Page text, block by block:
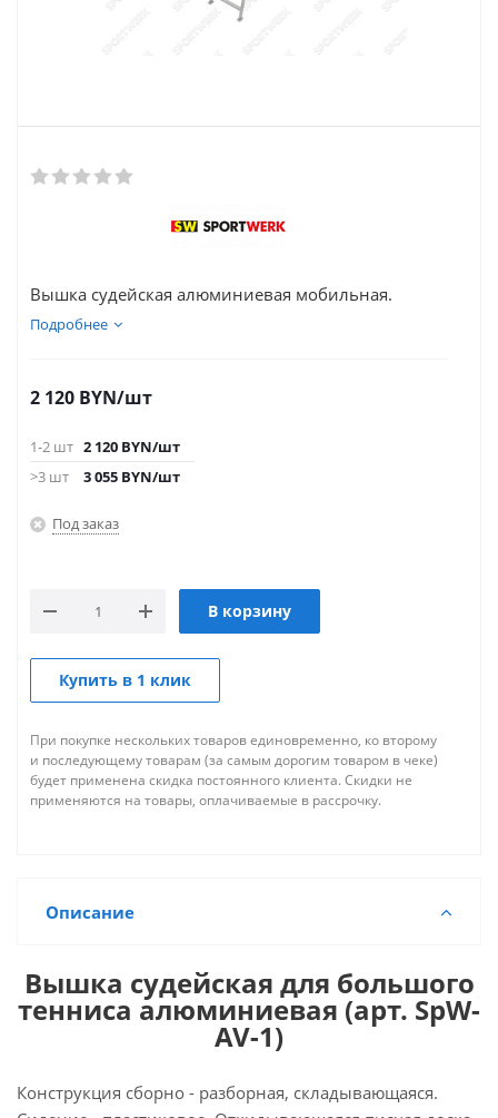
Вышка судейская алюминиевая мобильная.
Подробнее
2 120 BYN/шт
1-2 шт 2 120 BYN/шт
>3 шт
3 055 BYN/шт
Под заказ
В корзину
Купить в 1 клик
При покупке нескольких товаров единовременно, ко второму
и последующему товарам (за самым дорогим товаром в чеке)
будет применена скидка постоянного клиента. Скидки не
применяются на товары, оплачиваемые в рассрочку.
Описание
Вышка судейская для большого
тенниса алюминиевая (арт. SpW-
AV-1)
Конструкция сборно - разборная, складывающаяся.